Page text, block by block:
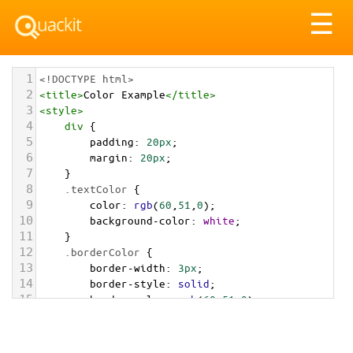
☰
1 <!DOCTYPE html>
2 <title>Color Example</title>
3 <style>
4 div {
5 padding: 20px;
6 margin: 20px;
7 }
8 .textColor {
9 color: rgb(60 51 0);
10 background-color: white;
11 }
12 .borderColor {
13 border-width: 3px;
14 border-style: solid;
15 border-color: rgb(60,51,0);